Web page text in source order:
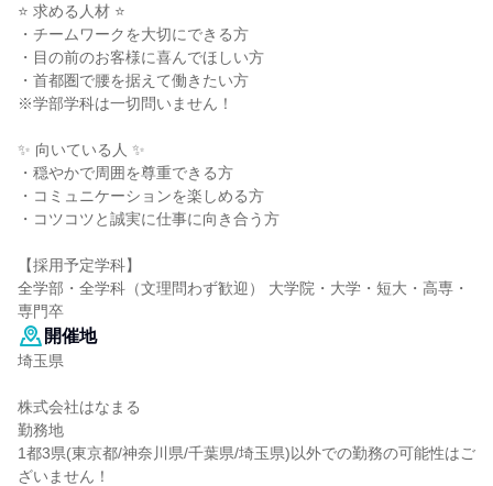
⭐ 求める人材 ⭐
・チームワークを大切にできる方
・目の前のお客様に喜んでほしい方
・首都圏で腰を据えて働きたい方
※学部学科は一切問いません！
✨ 向いている人 ✨
・穏やかで周囲を尊重できる方
・コミュニケーションを楽しめる方
・コツコツと誠実に仕事に向き合う方
【採用予定学科】
全学部・全学科（文理問わず歓迎） 大学院・大学・短大・高専・
専門卒
開催地
埼玉県
株式会社はなまる
勤務地
1都3県(東京都/神奈川県/千葉県/埼玉県)以外での勤務の可能性はご
ざいません！